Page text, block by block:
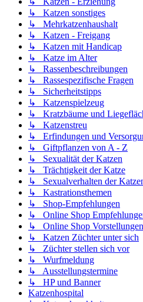
↳ Katzen sonstiges
↳ Mehrkatzenhaushalt
↳ Katzen - Freigang
↳ Katzen mit Handicap
↳ Katze im Alter
↳ Rassenbeschreibungen
↳ Rassespezifische Fragen
↳ Sicherheitstipps
↳ Katzenspielzeug
↳ Kratzbäume und
↳ Katzenstreu
↳ Erfindungen und
↳ Giftpflanzen von A - Z
↳ Sexualität der Katzen
↳ Trächtigkeit der Katze
↳ Sexualverhalten der
↳ Kastrationsthemen
↳ Shop-Empfehlungen
↳ Online Shop
↳ Online Shop Vorstellungen
↳ Katzen Züchter unter sich
↳ Züchter stellen sich vor
↳ Wurfmeldung
↳ Ausstellungstermine
↳ HP und Banner
Katzenhospital